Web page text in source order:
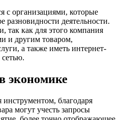
с организациями, которые
разновидности деятельности.
так как для этого компания
и другим товаром,
а также иметь интернет-
сетью.
экономике
инструментом, благодаря
могут учесть запросы